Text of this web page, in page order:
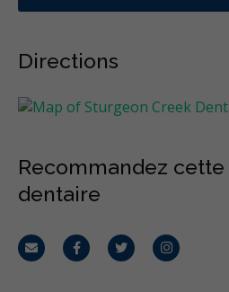
Directions
Recommandez
dentaire
CourrielFacebookTwitterInstagram